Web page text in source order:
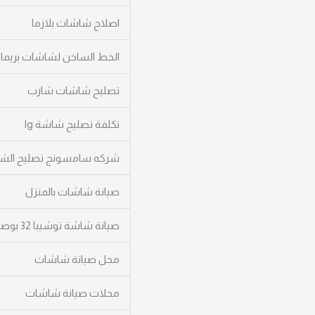
اصلاح شاشات بلازما
الخط الساخن لشاشات بريما
تصليح شاشات شارب
تكلفة تصليح شاشة lg
شركه سامسونج تصليح
صيانة شاشات بالمنزل
صيانة شاشة توشيبا 32 بوصة
محل صيانة شاشات
محلات صيانة شاشات